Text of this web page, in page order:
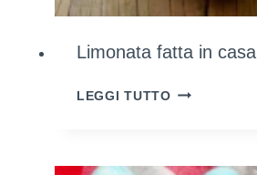
Limonata fatta in casa
LEGGI TUTTOLIMONATA